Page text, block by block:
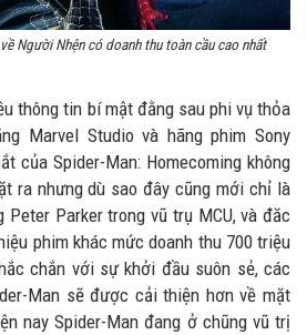
Người Nhện có doanh thu toàn cầu cao nhất
thông tin bí mật đằng sau phi vụ thỏa
Marvel Studio và hãng phim Sony
của Spider-Man: Homecoming không
ra nhưng dù sao đây cũng mới chỉ là
Parker trong vũ trụ MCU, và đăc
phim khác mức doanh thu 700 triệu
chắn với sự khởi đầu suôn sẻ, các
Man sẽ được cải thiện hơn về mặt
nay Spider-Man đang ở chũng vũ trị